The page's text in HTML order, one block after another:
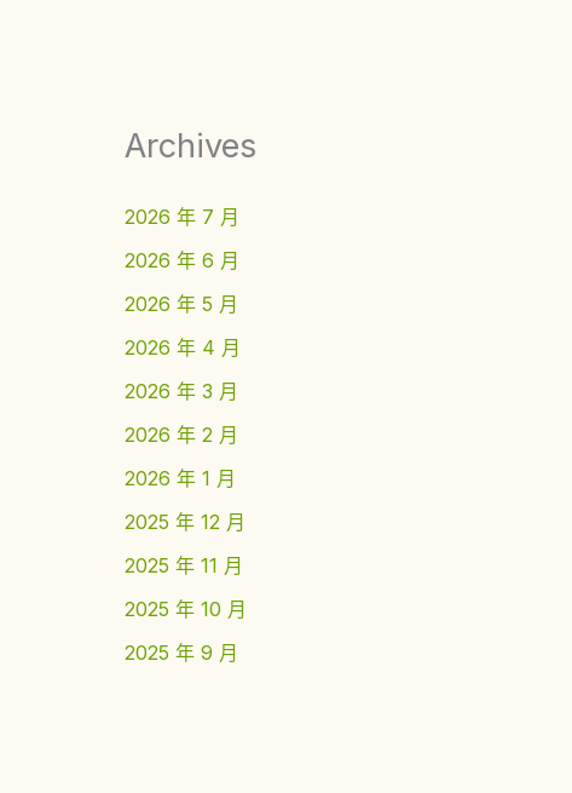
Archives
2026 年 7 月
2026 年 6 月
2026 年 5 月
2026 年 4 月
2026 年 3 月
2026 年 2 月
2026 年 1 月
2025 年 12 月
2025 年 11 月
2025 年 10 月
2025 年 9 月